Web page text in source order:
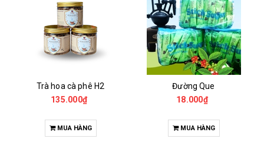
Trà hoa cà phê H2
135.000₫
MUA HÀNG
Đường Que
18.000₫
MUA HÀNG